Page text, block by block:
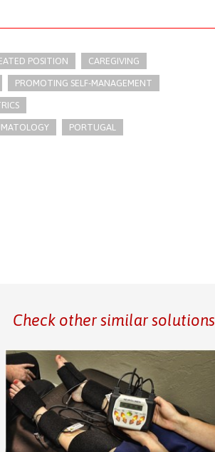
POSITION CAREGIVING
PROMOTING SELF-MANAGEMENT
PORTUGAL
Check other similar solutions